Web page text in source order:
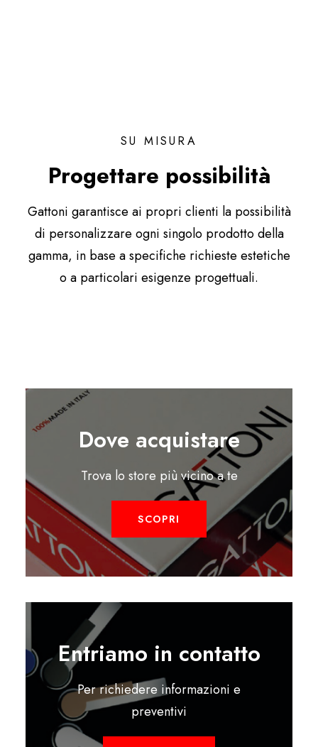
SU MISURA
Progettare possibilità
Gattoni garantisce ai propri clienti la possibilità
di personalizzare ogni singolo prodotto della
gamma, in base a specifiche richieste estetiche
o a particolari esigenze progettuali.
Dove acquistare
Trova lo store più vicino a te
SCOPRI
Entriamo in contatto
Per richiedere informazioni e
preventivi